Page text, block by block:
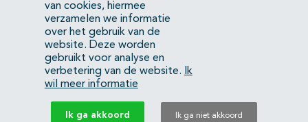
(088) 505 34 34
info@richtlijnendatabase.nl
YouTubeLinkedIn
KvK Federatie Medisch Specialisten:40483480
van cookies, hiermee
verzamelen we informatie
over het gebruik van de
website. Deze worden
gebruikt voor analyse en
verbetering van de website.
Ik
wil meer informatie
Ik ga akkoord Ik ga niet akkoord